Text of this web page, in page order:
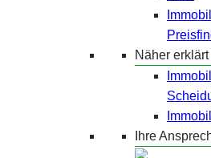
Näher erklärt
Ihre